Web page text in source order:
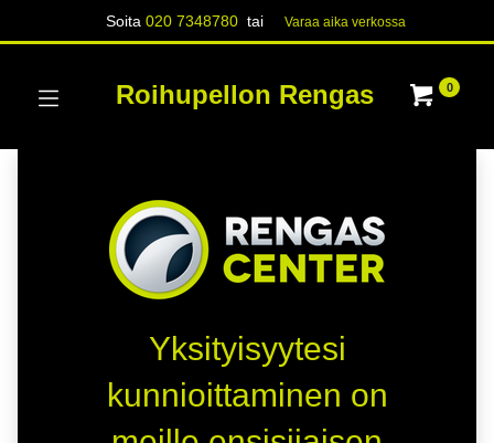
Soita020 7348780 tai Varaa aika verk​​​​ossa
Roihupellon Rengas 0
Yksityisyytesi
kunnioittaminen on